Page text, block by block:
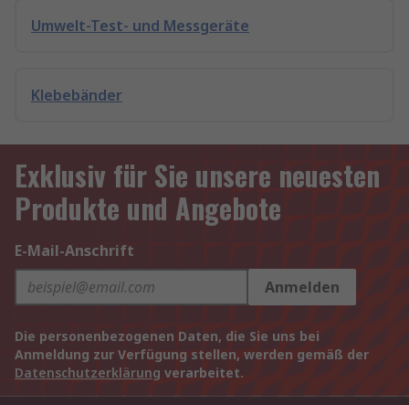
Umwelt-Test- und Messgeräte
Klebebänder
Exklusiv für Sie unsere neuesten
Produkte und Angebote
E-Mail-Anschrift
Anmelden
Die personenbezogenen Daten, die Sie uns bei
Anmeldung zur Verfügung stellen, werden gemäß der
Datenschutzerklärung verarbeitet.